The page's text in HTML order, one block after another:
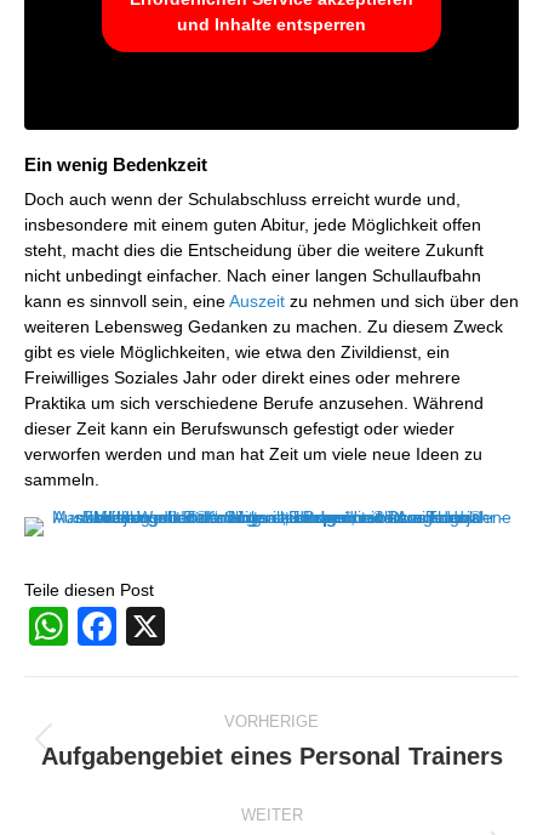
und Inhalte entsperren
Ein wenig Bedenkzeit
Doch auch wenn der Schulabschluss erreicht wurde und,
insbesondere mit einem guten Abitur, jede Möglichkeit offen
steht, macht dies die Entscheidung über die weitere Zukunft
nicht unbedingt einfacher. Nach einer langen Schullaufbahn
kann es sinnvoll sein, eineAuszeit zu nehmen und sich über den
weiteren Lebensweg Gedanken zu machen. Zu diesem Zweck
gibt es viele Möglichkeiten, wie etwa den Zivildienst, ein
Freiwilliges Soziales Jahr oder direkt eines oder mehrere
Praktika um sich verschiedene Berufe anzusehen. Während
dieser Zeit kann ein Berufswunsch gefestigt oder wieder
verworfen werden und man hat Zeit um viele neue Ideen zu
sammeln.
Teile diesen Post
WhatsApp
Facebook
VORHERIGE
Vorheriger
Aufgabengebiet eines Personal Trainers
WEITER